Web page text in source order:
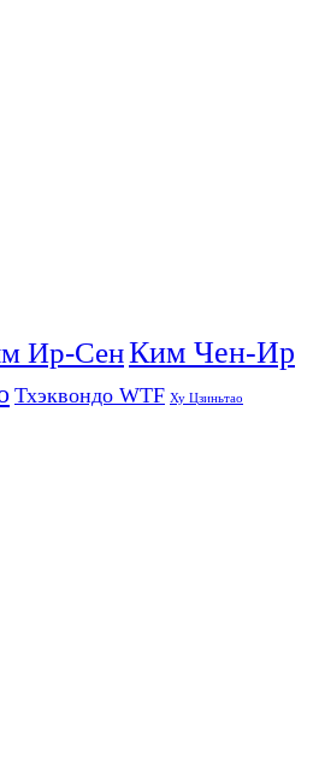
Ир-СенКим Чен-Ир
Тхэквондо WTF Ху Цзиньтао